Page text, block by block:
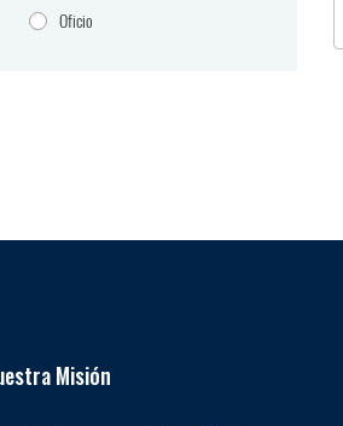
Oficio
Misión